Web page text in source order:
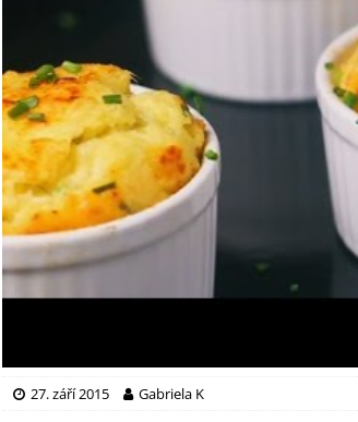
27. září 2015 Gabriela K